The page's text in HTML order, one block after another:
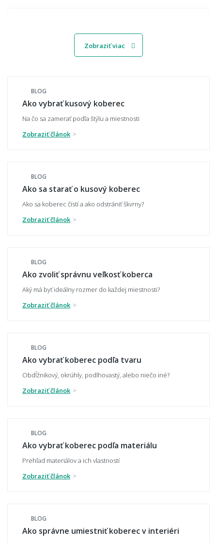
praktickejšie?
Ako zladiť koberec s nábytkom a podlahou?
Hodí sa vzorovaný koberec do malého
priestoru?
Má koberec ladiť alebo kontrastovať?
Ako vybrať správnu veľkosť koberca?
Aký veľký presah má mať koberec pod
Zobraziť viac
BLOG
Ako vybrať kusový koberec
Na čo sa zamerať podľa štýlu a miestnosti
Zobraziť článok
BLOG
Ako sa starať o kusový koberec
Ako sa koberec čistí a ako odstrániť škvrny?
Zobraziť článok
BLOG
Ako zvoliť správnu veľkosť koberca
Aký má byť ideálny rozmer do každej miestnosti?
Zobraziť článok
BLOG
Ako vybrať koberec podľa tvaru
Obdĺžnikový, okrúhly, podlhovastý, alebo niečo iné?
Zobraziť článok
BLOG
Ako vybrať koberec podľa materiálu
Prehľad materiálov a ich vlastností
Zobraziť článok
BLOG
Ako správne umiestniť koberec v interiéri